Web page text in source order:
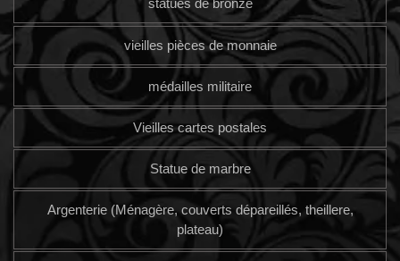
statues de bronze
vieilles pièces de monnaie
médailles militaire
Vieilles cartes postales
Statue de marbre
Argenterie (Ménagère, couverts dépareillés, theillere,
plateau)